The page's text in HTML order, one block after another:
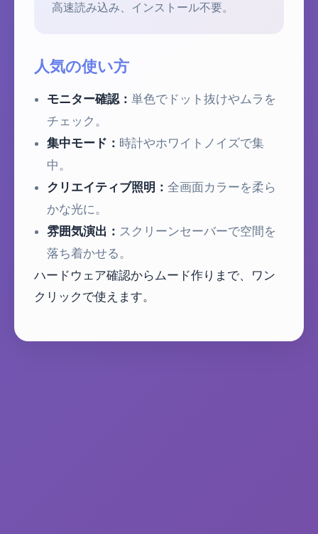
高速読み込み、インストール不要。
人気の使い方
モニター確認： 単色でドット抜けやムラを
チェック。
集中モード： 時計やホワイトノイズで集
中。
クリエイティブ照明： 全画面カラーを柔ら
かな光に。
雰囲気演出： スクリーンセーバーで空間を
落ち着かせる。
ハードウェア確認からムード作りまで、ワン
クリックで使えます。